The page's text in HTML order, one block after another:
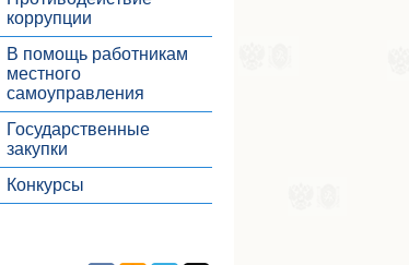
коррупции
В помощь работникам
местного
самоуправления
Государственные
закупки
Конкурсы